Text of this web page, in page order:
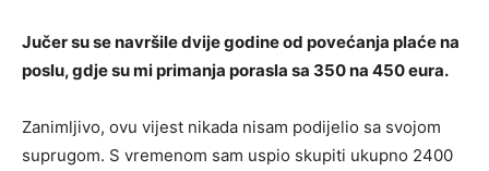
Jučer su se navršile dvije godine od povećanja plaće na
poslu, gdje su mi primanja porasla sa 350 na 450 eura.
Zanimljivo, ovu vijest nikada nisam podijelio sa svojom
suprugom. S vremenom sam uspio skupiti ukupno 2400